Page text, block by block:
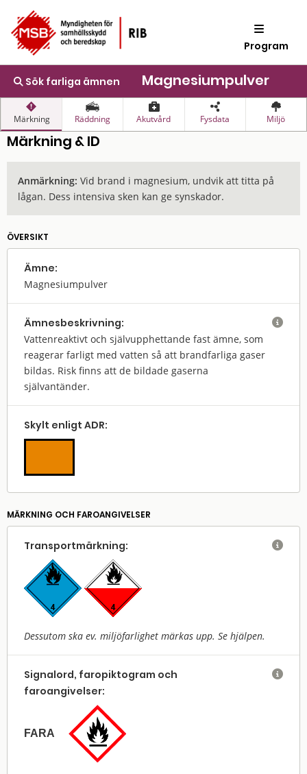
Program
Sök farliga ämnen Magnesiumpulver
Märkning Räddning Akutvård Fysdata Miljö
Märkning & ID
Anmärkning: Vid brand i magnesium, undvik att titta på
lågan. Dess intensiva sken kan ge synskador.
ÖVERSIKT
Ämne:
Magnesiumpulver
Ämnes­beskrivning:
Vattenreaktivt och självupphettande fast ämne, som
reagerar farligt med vatten så att brandfarliga gaser
bildas. Risk finns att de bildade gaserna
självantänder.

Skylt enligt ADR:
MÄRKNING OCH FAROANGIVELSER
Transport­märkning:
Dessutom ska ev. miljöfarlighet märkas upp. Se hjälpen.

Signalord, faropiktogram och
faroangivelser:
FARA
